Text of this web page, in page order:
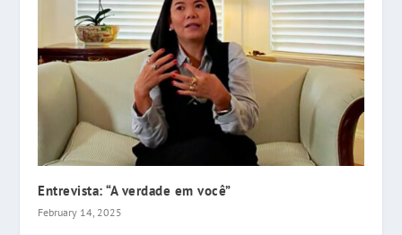
Entrevista: “A verdade em você”
February 14, 2025